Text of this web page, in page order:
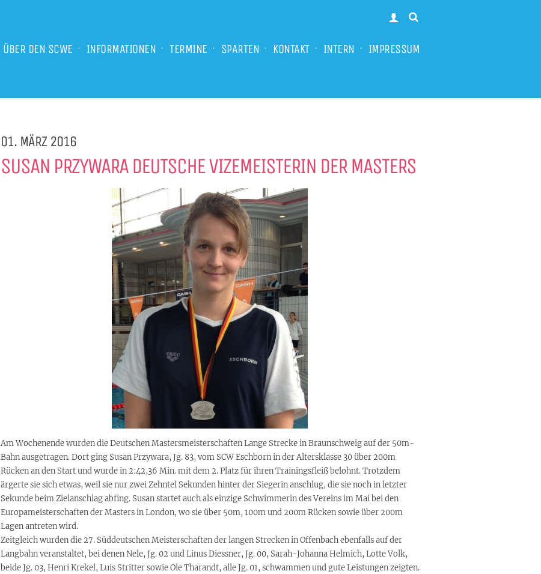
ÜBER DEN SCWE INFORMATIONEN TERMINE SPARTEN KONTAKT INTERN IMPRESSUM
01. MÄRZ 2016
SUSAN PRZYWARA DEUTSCHE VIZEMEISTERIN DER MASTERS
Am Wochenende wurden die Deutschen Mastersmeisterschaften Lange Strecke in Braunschweig auf der 50m-
Bahn ausgetragen. Dort ging Susan Przywara, Jg. 83, vom SCW Eschborn in der Altersklasse 30 über 200m
Rücken an den Start und wurde in 2:42,36 Min. mit dem 2. Platz für ihren Trainingsfleiß belohnt. Trotzdem
ärgerte sie sich etwas, weil sie nur zwei Zehntel Sekunden hinter der Siegerin anschlug, die sie noch in letzter
Sekunde beim Zielanschlag abfing. Susan startet auch als einzige Schwimmerin des Vereins im Mai bei den
Europameisterschaften der Masters in London, wo sie über 50m, 100m und 200m Rücken sowie über 200m
Lagen antreten wird.
Zeitgleich wurden die 27. Süddeutschen Meisterschaften der langen Strecken in Offenbach ebenfalls auf der
Langbahn veranstaltet, bei denen Nele, Jg. 02 und Linus Diessner, Jg. 00, Sarah-Johanna Helmich, Lotte Volk,
beide Jg. 03, Henri Krekel, Luis Stritter sowie Ole Tharandt, alle Jg. 01, schwammen und gute Leistungen zeigten.